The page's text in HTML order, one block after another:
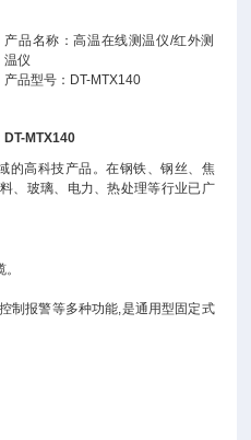
产品名称：高温在线测温仪/红外测
温仪
产品型号：DT-MTX140
MTX140
的高科技产品。在钢铁、钢丝、焦
、玻璃、电力、热处理等行业已广
警等多种功能,是通用型固定式